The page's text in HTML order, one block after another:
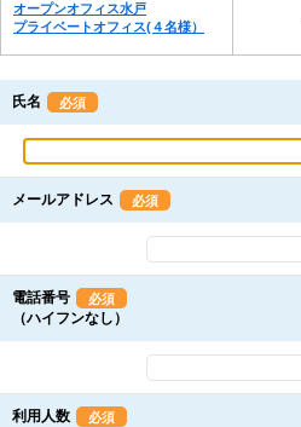
オープンオフィス水戸
プライベートオフィス(４名様）
氏名 必須
メールアドレス 必須
電話番号 必須
（ハイフンなし）
利用人数 必須